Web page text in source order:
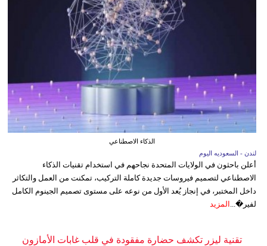
الذكاء الاصطناعي
لندن - السعوديه اليوم
أعلن باحثون في الولايات المتحدة نجاحهم في استخدام تقنيات الذكاء
الاصطناعي لتصميم فيروسات جديدة كاملة التركيب، تمكنت من العمل والتكاثر
داخل المختبر، في إنجاز يُعد الأول من نوعه على مستوى تصميم الجينوم الكامل
لفير�... المزيد
تقنية ليزر تكشف حضارة مفقودة في قلب غابات الأمازون